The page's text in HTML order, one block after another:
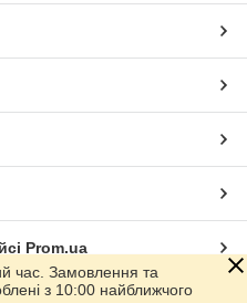
Prom.ua
час. Замовлення та
з 10:00 найближчого